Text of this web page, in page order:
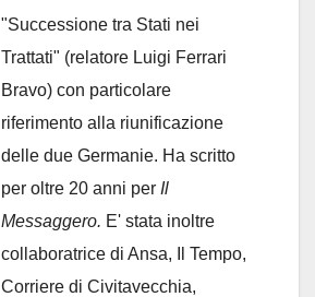
"Successione tra Stati nei
Trattati" (relatore Luigi Ferrari
Bravo) con particolare
riferimento alla riunificazione
delle due Germanie. Ha scritto
per oltre 20 anni per Il
Messaggero. E' stata inoltre
collaboratrice di Ansa, Il Tempo,
Corriere di Civitavecchia,